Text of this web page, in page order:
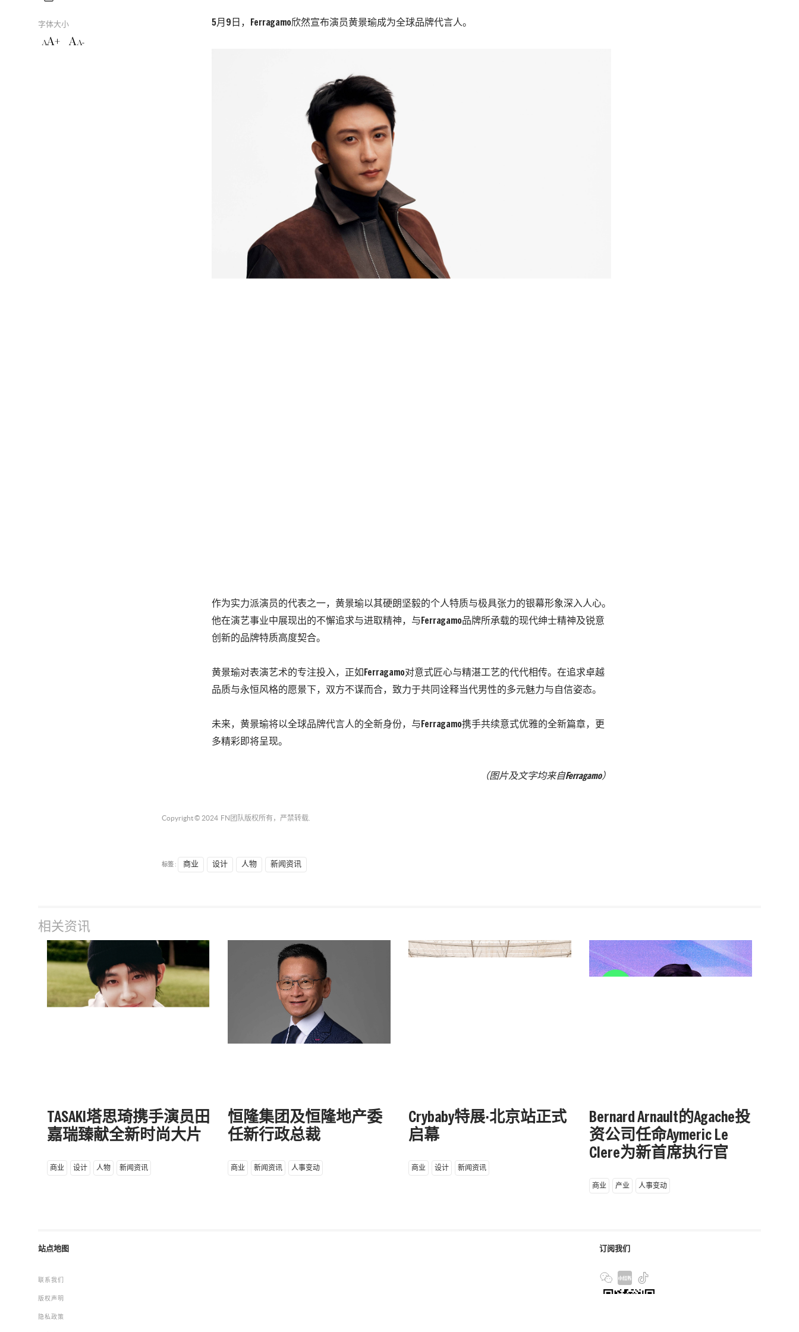
字体大小
AA+ AA-
5月9日，Ferragamo欣然宣布演员黄景瑜成为全球品牌代言人。
作为实力派演员的代表之一，黄景瑜以其硬朗坚毅的个人特质与极具张力的银幕形象深入人心。
他在演艺事业中展现出的不懈追求与进取精神，与Ferragamo品牌所承载的现代绅士精神及锐意
创新的品牌特质高度契合。
黄景瑜对表演艺术的专注投入，正如Ferragamo对意式匠心与精湛工艺的代代相传。在追求卓越
品质与永恒风格的愿景下，双方不谋而合，致力于共同诠释当代男性的多元魅力与自信姿态。
未来，黄景瑜将以全球品牌代言人的全新身份，与Ferragamo携手共续意式优雅的全新篇章，更
多精彩即将呈现。
（图片及文字均来自Ferragamo）
Copyright © 2024 FN团队 版权所有，严禁转载.
标签 : 商业 设计 人物 新闻资讯
相关资讯
TASAKI塔思琦携手演员田
嘉瑞臻献全新时尚大片
商业 设计 人物 新闻资讯
恒隆集团及恒隆地产委
任新行政总裁
商业 新闻资讯 人事变动
Crybaby特展·北京站正式
启幕
商业 设计 新闻资讯
Bernard Arnault的Agache投
资公司任命Aymeric Le
Clere为新首席执行官
商业 产业 人事变动
订阅我们
站点地图
联系我们
版权声明
隐私政策